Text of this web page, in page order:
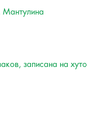
записана на